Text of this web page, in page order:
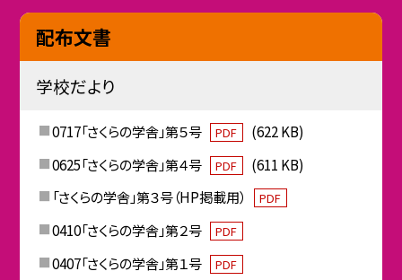
配布文書
学校だより
0717「さくらの学舎」第５号 PDF
(622 KB)
0625「さくらの学舎」第４号
PDF
(611 KB)
「さくらの学舎」第３号（HP掲載用）
PDF
0410「さくらの学舎」第２号 PDF
0407「さくらの学舎」第１号 PDF